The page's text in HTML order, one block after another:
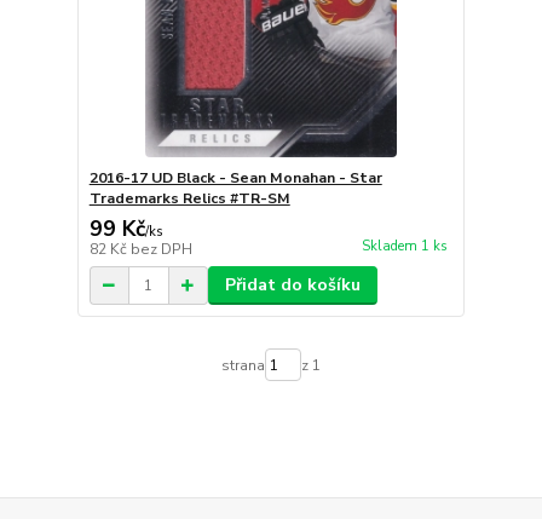
2016-17 UD Black - Sean Monahan - Star
Trademarks Relics #TR-SM
99 Kč/ks
82 Kč bez DPH Skladem 1 ks
Přidat do košíku
strana z 1